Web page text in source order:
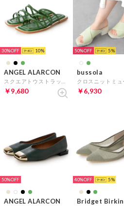
30% 10
ANGEL ALARCON
￥9,680
50% 5
bussola
￥6,930
50%
ANGEL ALARCON
40% 5
Bridget Birkin